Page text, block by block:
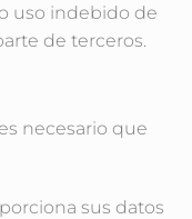
uso indebido de
de terceros.
necesario que
sus datos